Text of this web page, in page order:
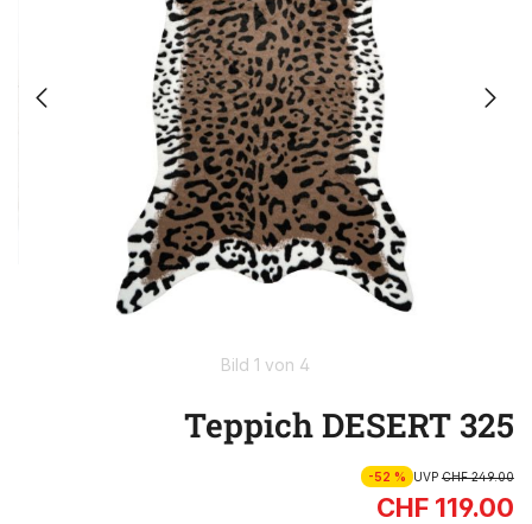
Bild 1 von 4
Teppich DESERT 325
-52 % UVPCHF 249.00
CHF 119.00